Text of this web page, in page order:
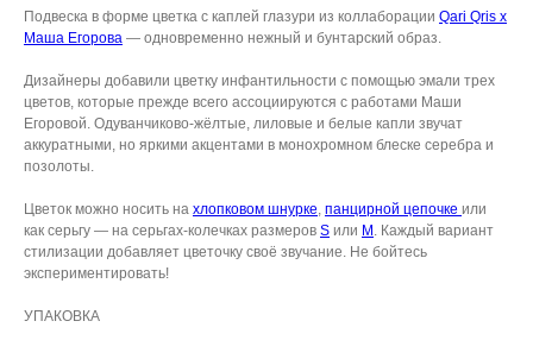
Подвеска в форме цветка с каплей глазури из коллаборации Qari Qris x
Маша Егорова — одновременно нежный и бунтарский образ.
Дизайнеры добавили цветку инфантильности с помощью эмали трех
цветов, которые прежде всего ассоциируются с работами Маши
Егоровой. Одуванчиково-жёлтые, лиловые и белые капли звучат
аккуратными, но яркими акцентами в монохромном блеске серебра и
позолоты.
Цветок можно носить на хлопковом шнурке, панцирной цепочке или
как серьгу — на серьгах-колечках размеров S или M . Каждый вариант
стилизации добавляет цветочку своё звучание. Не бойтесь
экспериментировать!
УПАКОВКА